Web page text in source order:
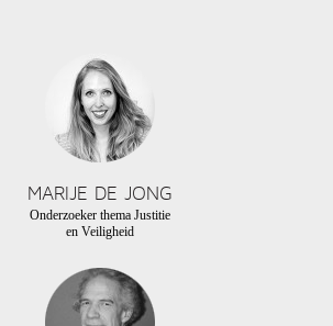
MARIJE DE JONG
Onderzoeker thema Justitie
en Veiligheid